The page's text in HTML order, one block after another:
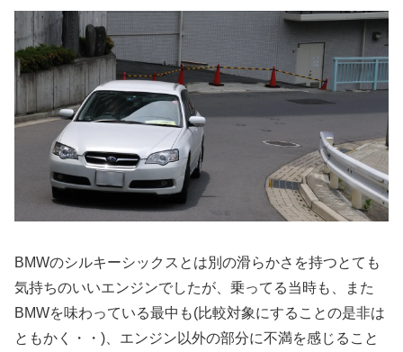
BMWのシルキーシックスとは別の滑らかさを持つとても
気持ちのいいエンジンでしたが、乗ってる当時も、また
BMWを味わっている最中も(比較対象にすることの是非は
ともかく・・)、エンジン以外の部分に不満を感じること